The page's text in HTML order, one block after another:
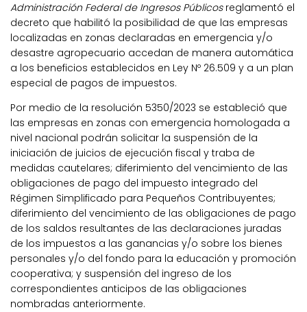
Administración Federal de Ingresos Públicosreglamentó el
decreto que habilitó la posibilidad de que las empresas
localizadas en zonas declaradas en emergencia y/o
desastre agropecuario accedan de manera automática
a los beneficios establecidos en Ley Nº 26.509 y a un plan
especial de pagos de impuestos.
Por medio de la resolución 5350/2023 se estableció que
las empresas en zonas con emergencia homologada a
nivel nacional podrán solicitar la suspensión de la
iniciación de juicios de ejecución fiscal y traba de
medidas cautelares; diferimiento del vencimiento de las
obligaciones de pago del impuesto integrado del
Régimen Simplificado para Pequeños Contribuyentes;
diferimiento del vencimiento de las obligaciones de pago
de los saldos resultantes de las declaraciones juradas
de los impuestos a las ganancias y/o sobre los bienes
personales y/o del fondo para la educación y promoción
cooperativa; y suspensión del ingreso de los
correspondientes anticipos de las obligaciones
nombradas anteriormente.